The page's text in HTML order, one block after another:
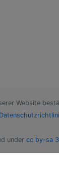
Website
under cc by-sa